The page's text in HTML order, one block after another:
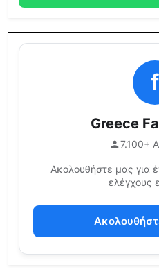
f
Greece
7.100+
Ακολουθήστε μας για
ελέγχους